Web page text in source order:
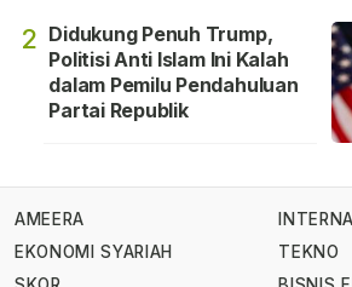
2 Didukung Penuh Trump,
Politisi Anti Islam Ini Kalah
dalam Pemilu Pendahuluan
Partai Republik
AMEERA
EKONOMI SYARIAH
TEKNO